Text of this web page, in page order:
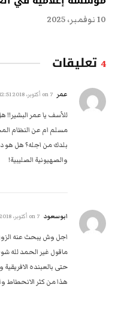
10 نوفمبر، 2025
4تعليقات
عمر 7 أكتوبر، 2018 12:51 ص
للأسف يا عمر
مسلم ام عن النظام
بلدك من اجله؟ هل هو
والصهيونية الصليبية!
ابوسعود 7 أكتوبر، 2018 12:59 ص
اجل وش يبحث عنه الزول
ماقول غير الحمد لله
حتى بالعبنده
هذا من كثر الانحطاط